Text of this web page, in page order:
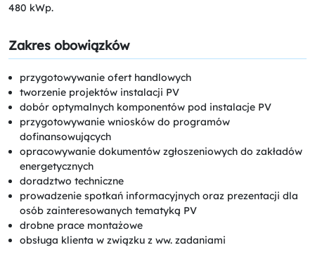
480 kWp.
Zakres obowiązków
przygotowywanie ofert handlowych
tworzenie projektów instalacji PV
dobór optymalnych komponentów pod instalacje PV
przygotowywanie wniosków do programów
dofinansowujących
opracowywanie dokumentów zgłoszeniowych do zakładów
energetycznych
doradztwo techniczne
prowadzenie spotkań informacyjnych oraz prezentacji dla
osób zainteresowanych tematyką PV
drobne prace montażowe
obsługa klienta w związku z ww. zadaniami